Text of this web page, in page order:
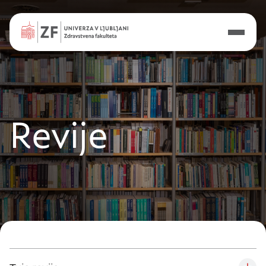
Revije
Nastavitve piškotkov
Vaša zasebnost
Ko obiščete katero koli spletno mesto, mesto
lahko shrani ali pridobi informacije iz vašega
brskalnika, večinoma v obliki piškotkov. Te
informacije se lahko navezujejo na vas, vaše
nastavitve, vašo napravo ali pa skrbijo, da vaše
spletno mesto deluje v skladu z vašimi
neposredno vaše identitete, vendar vam lahko